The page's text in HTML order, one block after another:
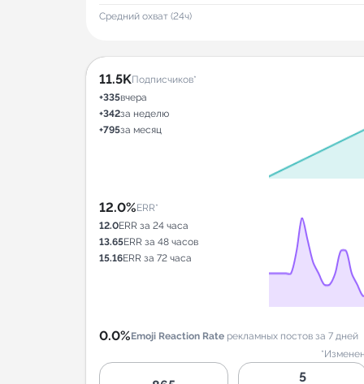
Средний охват (24ч)
11.5KПодписчиков*
+335вчера
+342за неделю
+795за месяц
12.0%ERR*
12.0ERR за 24 часа
13.65ERR за 48 часов
15.16ERR за 72 часа
0.0%Emoji Reaction Rate рекламных постов за 7 дней
5